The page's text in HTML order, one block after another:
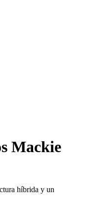
Mackie
híbrida y un